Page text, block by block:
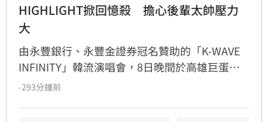
HIGHLIGHT掀回憶殺　擔心後輩太帥壓力
大
由永豐銀行、永豐金證券冠名贊助的「K-WAVE
INFINITY」韓流演唱會，8日晚間於高雄巨蛋熱
力開唱，集結NEWBEAT、FLARE U、CRAVITY、
-293分鐘前